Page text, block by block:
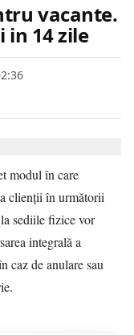
vacante.
in 14 zile
modul în care
clienții în următorii
sediile fizice vor
integrală a
caz de anulare sau